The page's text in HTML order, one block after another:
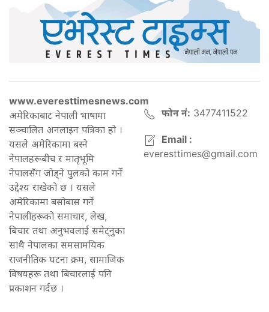
www.everesttimesnews.com
अमेरिकाबाट नेपाली भाषामा
सञ्चालित अनलाइन पत्रिका हो ।
यसले अमेरिकामा बस्ने
नेपालहरूबीच र मातृभूमि
नेपालसँग जोड्ने पुलको काम गर्ने
उद्देश्य राखेको छ । यसले
अमेरिकामा बसोबास गर्ने
नेपालीहरूको समाचार, लेख,
बिचार तथा अनुभवलाई समेट्नुका
साथै नेपालका समसामयिक
राजनीतिक घटना क्रम, सामाजिक
विषयहरू तथा बिचारलाई पनि
प्रकाशन गर्दछ ।
फोन नं: 3477411522
Email :
everesttimes@gmail.com